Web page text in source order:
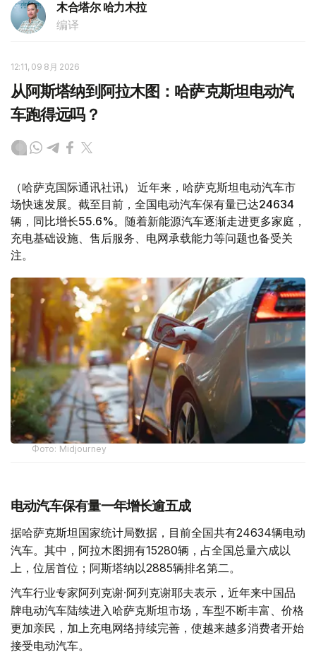
木合塔尔 哈力木拉
编译
12:11, 09 8月 2026
从阿斯塔纳到阿拉木图：哈萨克斯坦电动汽
车跑得远吗？
（哈萨克国际通讯社讯） 近年来，哈萨克斯坦电动汽车市
场快速发展。截至目前，全国电动汽车保有量已达24634
辆，同比增长55.6%。随着新能源汽车逐渐走进更多家庭，
充电基础设施、售后服务、电网承载能力等问题也备受关
注。
Фото: Midjourney
电动汽车保有量一年增长逾五成
据哈萨克斯坦国家统计局数据，目前全国共有24634辆电动
汽车。其中，阿拉木图拥有15280辆，占全国总量六成以
上，位居首位；阿斯塔纳以2885辆排名第二。
汽车行业专家阿列克谢·阿列克谢耶夫表示，近年来中国品
牌电动汽车陆续进入哈萨克斯坦市场，车型不断丰富、价格
更加亲民，加上充电网络持续完善，使越来越多消费者开始
接受电动汽车。